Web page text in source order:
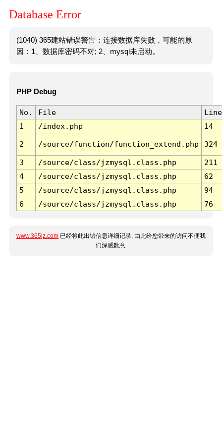
Database Error
(1040) 365建站错误警告：连接数据库失败，可能的原
因：1、数据库密码不对; 2、mysql未启动。
PHP Debug
No. File
Line
1
/index.php 14
2 /source/function/function_extend.php 324
3 /source/class/jzmysql.class.php
211
4
/source/class/jzmysql.class.php
62
5
/source/class/jzmysql.class.php
94
6
/source/class/jzmysql.class.php 76
www.365jz.com 已经将此出错信息详细记录, 由此给您带来的访问不便我
们深感歉意.